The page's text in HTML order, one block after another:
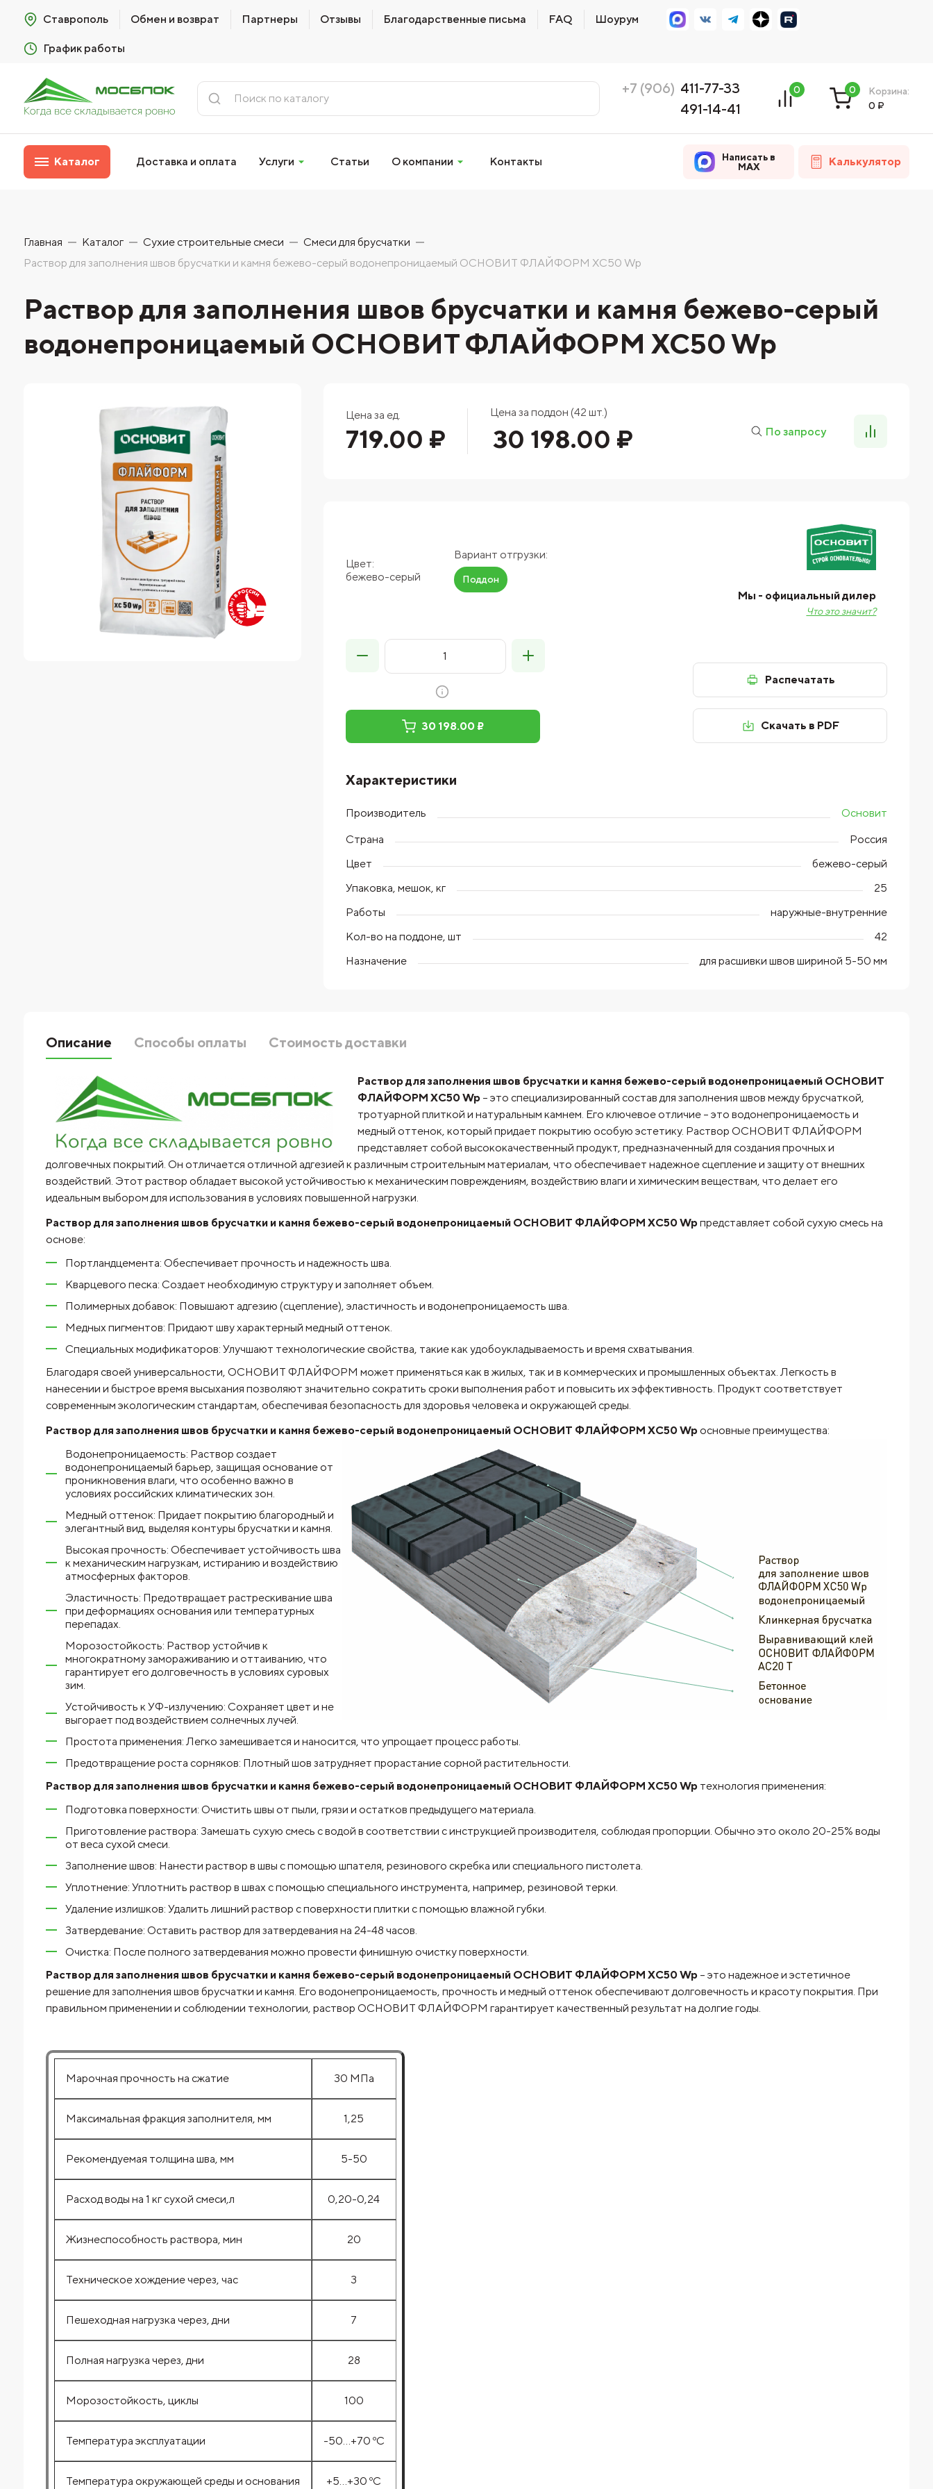
Ставрополь Обмен и возврат Партнеры Отзывы Благодарственные письма FAQ Шоурум
График работы
+7 (906) 411-77-33
491-14-41
0 0
Корзина:
0 ₽
Каталог Доставка и оплата Услуги Статьи О компании Контакты
Написать в
MAX
Калькулятор
Главная Каталог Сухие строительные смеси
Смеси для брусчатки
Раствор для заполнения швов брусчатки и камня бежево-серый водонепроницаемый ОСНОВИТ ФЛАЙФОРМ XC50 Wp
Раствор для заполнения швов брусчатки и камня бежево-серый
водонепроницаемый ОСНОВИТ ФЛАЙФОРМ XC50 Wp
Цена за ед.
719.00 ₽
Цена за поддон (42 шт.)
30 198.00 ₽ По запросу
Цвет:
бежево-серый
Вариант отгрузки:
Поддон
Мы - официальный дилер
Что это значит?
30 198.00 ₽
Распечатать
Скачать в PDF
Характеристики
Производитель
Основит
Страна
Россия
Цвет
бежево-серый
Упаковка, мешок, кг
25
Работы
наружные-внутренние
Кол-во на поддоне, шт
42
Назначение
для расшивки швов шириной 5-50 мм
Описание Способы оплаты Стоимость доставки
Раствор для заполнения швов брусчатки и камня бежево-серый водонепроницаемый ОСНОВИТ
ФЛАЙФОРМ XC50 Wp– это специализированный состав для заполнения швов между брусчаткой,
тротуарной плиткой и натуральным камнем. Его ключевое отличие – это водонепроницаемость и
медный оттенок, который придает покрытию особую эстетику. Раствор ОСНОВИТ ФЛАЙФОРМ
представляет собой высококачественный продукт, предназначенный для создания прочных и
долговечных покрытий. Он отличается отличной адгезией к различным строительным материалам, что обеспечивает надежное сцепление и защиту от внешних
воздействий. Этот раствор обладает высокой устойчивостью к механическим повреждениям, воздействию влаги и химическим веществам, что делает его
идеальным выбором для использования в условиях повышенной нагрузки.
Раствор для заполнения швов брусчатки и камня бежево-серый водонепроницаемый ОСНОВИТ ФЛАЙФОРМ XC50 Wpпредставляет собой сухую смесь на
основе:
Портландцемента: Обеспечивает прочность и надежность шва.
Кварцевого песка: Создает необходимую структуру и заполняет объем.
Полимерных добавок: Повышают адгезию (сцепление), эластичность и водонепроницаемость шва.
Медных пигментов: Придают шву характерный медный оттенок.
Специальных модификаторов: Улучшают технологические свойства, такие как удобоукладываемость и время схватывания.
Благодаря своей универсальности, ОСНОВИТ ФЛАЙФОРМ может применяться как в жилых, так и в коммерческих и промышленных объектах. Легкость в
нанесении и быстрое время высыхания позволяют значительно сократить сроки выполнения работ и повысить их эффективность. Продукт соответствует
современным экологическим стандартам, обеспечивая безопасность для здоровья человека и окружающей среды.
Раствор для заполнения швов брусчатки и камня бежево-серый водонепроницаемый ОСНОВИТ ФЛАЙФОРМ XC50 Wpосновные преимущества:
Водонепроницаемость: Раствор создает
водонепроницаемый барьер, защищая основание от
проникновения влаги, что особенно важно в
условиях российских климатических зон.
Медный оттенок: Придает покрытию благородный и
элегантный вид, выделяя контуры брусчатки и камня.
Высокая прочность: Обеспечивает устойчивость шва
к механическим нагрузкам, истиранию и воздействию
атмосферных факторов.
Эластичность: Предотвращает растрескивание шва
при деформациях основания или температурных
перепадах.
Морозостойкость: Раствор устойчив к
многократному замораживанию и оттаиванию, что
гарантирует его долговечность в условиях суровых
зим.
Устойчивость к УФ-излучению: Сохраняет цвет и не
выгорает под воздействием солнечных лучей.
Простота применения: Легко замешивается и наносится, что упрощает процесс работы.
Предотвращение роста сорняков: Плотный шов затрудняет прорастание сорной растительности.
Раствор для заполнения швов брусчатки и камня бежево-серый водонепроницаемый ОСНОВИТ ФЛАЙФОРМ XC50 Wp технология применения:
Подготовка поверхности: Очистить швы от пыли, грязи и остатков предыдущего материала.
Приготовление раствора: Замешать сухую смесь с водой в соответствии с инструкцией производителя, соблюдая пропорции. Обычно это около 20-25% воды
от веса сухой смеси.
Заполнение швов: Нанести раствор в швы с помощью шпателя, резинового скребка или специального пистолета.
Уплотнение: Уплотнить раствор в швах с помощью специального инструмента, например, резиновой терки.
Удаление излишков: Удалить лишний раствор с поверхности плитки с помощью влажной губки.
Затвердевание: Оставить раствор для затвердевания на 24-48 часов.
Очистка: После полного затвердевания можно провести финишную очистку поверхности.
Раствор для заполнения швов брусчатки и камня бежево-серый водонепроницаемый ОСНОВИТ ФЛАЙФОРМ XC50 Wp– это надежное и эстетичное
решение для заполнения швов брусчатки и камня. Его водонепроницаемость, прочность и медный оттенок обеспечивают долговечность и красоту покрытия. При
правильном применении и соблюдении технологии, раствор ОСНОВИТ ФЛАЙФОРМ гарантирует качественный результат на долгие годы.
Марочная прочность на сжатие 30 МПа
Максимальная фракция заполнителя, мм 1,25
Рекомендуемая толщина шва, мм 5-50
Расход воды на 1 кг сухой смеси,л 0,20-0,24
Жизнеспособность раствора, мин 20
Техническое хождение через, час 3
Пешеходная нагрузка через, дни 7
Полная нагрузка через, дни 28
Морозостойкость, циклы 100
Температура эксплуатации -50…+70 ºС
Температура окружающей среды и основания +5…+30 ºС